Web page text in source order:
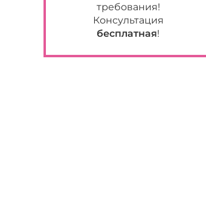
требования!
Консультация
бесплатная!